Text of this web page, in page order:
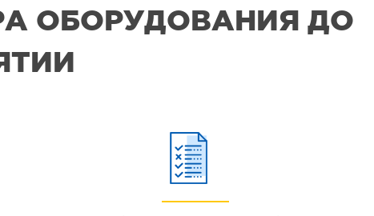
ОБОРУДОВАНИЯ ДО